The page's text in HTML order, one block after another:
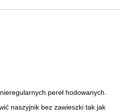
pereł hodowanych.
naszyjnik bez zawieszki tak jak